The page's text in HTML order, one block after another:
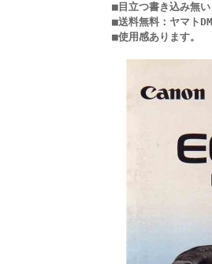
■目立つ書き込み無いように思
■送料無料：ヤマトDM便発送
■使用感あり